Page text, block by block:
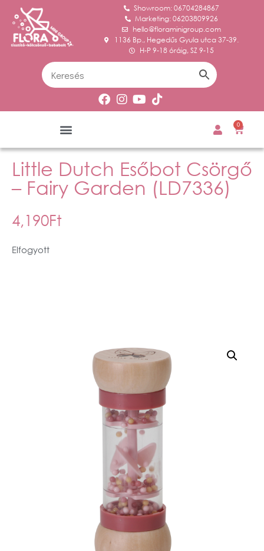
Showroom: 06704284867
Marketing: 06203809926
hello@floraminigroup.com
1136 Bp., Hegedűs Gyula utca 37-39.
H-P 9-18 óráig, SZ 9-15
0
Little Dutch Esőbot Csörgő
– Fairy Garden (LD7336)
4,190Ft
Elfogyott